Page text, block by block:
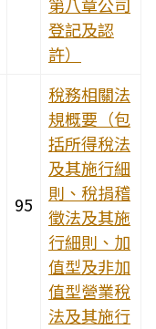
登記及認
許）
95
稅務相關法
規概要（包
括所得稅法
及其施行細
則、稅捐稽
徵法及其施
行細則、加
值型及非加
值型營業稅
法及其施行